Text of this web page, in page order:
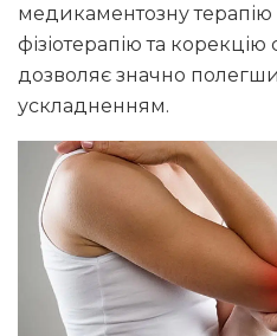
медикаментозну
фізіотерапію та корекцію
дозволяє значно
ускладненням.